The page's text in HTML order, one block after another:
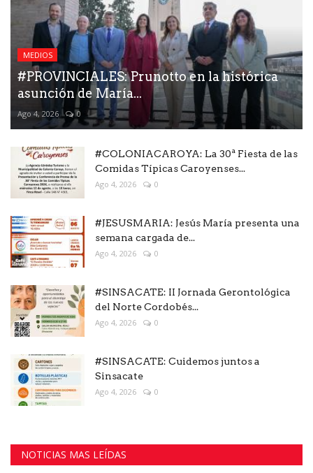
MEDIOS
#PROVINCIALES: Prunotto en la histórica
asunción de María...
Ago 4, 2026 0
#COLONIACAROYA: La 30ª Fiesta de las
Comidas Típicas Caroyenses...
Ago 4, 2026 0
#JESUSMARIA: Jesús María presenta una
semana cargada de...
Ago 4, 2026 0
#SINSACATE: II Jornada Gerontológica
del Norte Cordobés...
Ago 4, 2026 0
#SINSACATE: Cuidemos juntos a
Sinsacate
Ago 4, 2026 0
NOTICIAS MAS LEÍDAS